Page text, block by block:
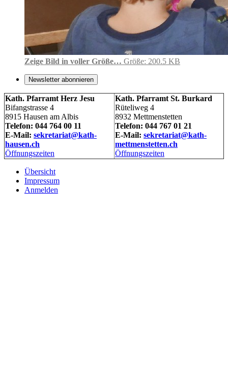
Zeige Bild in voller Größe… Größe: 200.5 KB
Newsletter abonnieren
Kath. Pfarramt Herz Jesu
Bifangstrasse 4
8915 Hausen am Albis
Telefon: 044 764 00 11
E-Mail: sekretariat@kath-
hausen.ch
Öffnungszeiten
Kath. Pfarramt St. Burkard
Rüteliweg 4
8932 Mettmenstetten
Telefon: 044 767 01 21
E-Mail: sekretariat@kath-
mettmenstetten.ch
Öffnungszeiten
Übersicht
Impressum
Anmelden